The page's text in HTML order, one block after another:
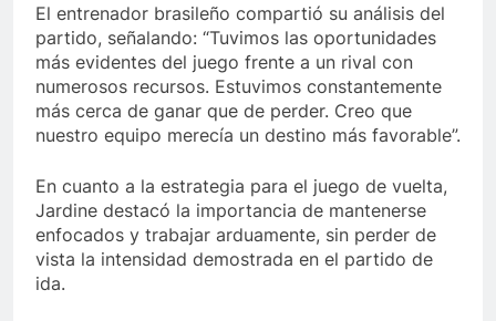
El entrenador brasileño compartió su análisis del
partido, señalando: “Tuvimos las oportunidades
más evidentes del juego frente a un rival con
numerosos recursos. Estuvimos constantemente
más cerca de ganar que de perder. Creo que
nuestro equipo merecía un destino más favorable”.
En cuanto a la estrategia para el juego de vuelta,
Jardine destacó la importancia de mantenerse
enfocados y trabajar arduamente, sin perder de
vista la intensidad demostrada en el partido de
ida.